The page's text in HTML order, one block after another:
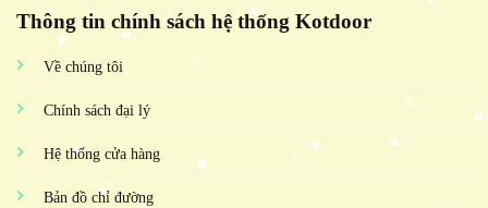
Thông tin chính sách hệ thống Kotdoor
Về chúng tôi
Chính sách đại lý
Hệ thống cửa hàng
Bản đồ chỉ đường